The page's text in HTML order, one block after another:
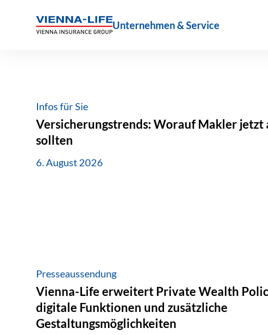
Unternehmen & Service
Infos für Sie
Versicherungstrends: Worauf Makler jetzt
sollten
6. August 2026
Presseaussendung
Vienna-Life erweitert Private Wealth
digitale Funktionen und zusätzliche
Gestaltungsmöglichkeiten